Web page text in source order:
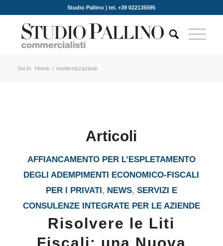
Studio Pallino | tel. +39 022135595
Sei in: Home / modernizzazione
Articoli
AFFIANCAMENTO PER L’ESPLETAMENTO
DEGLI ADEMPIMENTI ECONOMICO-FISCALI
PER I PRIVATI, NEWS, SERVIZI E
CONSULENZE INTEGRATE PER LE AZIENDE
Risolvere le Liti